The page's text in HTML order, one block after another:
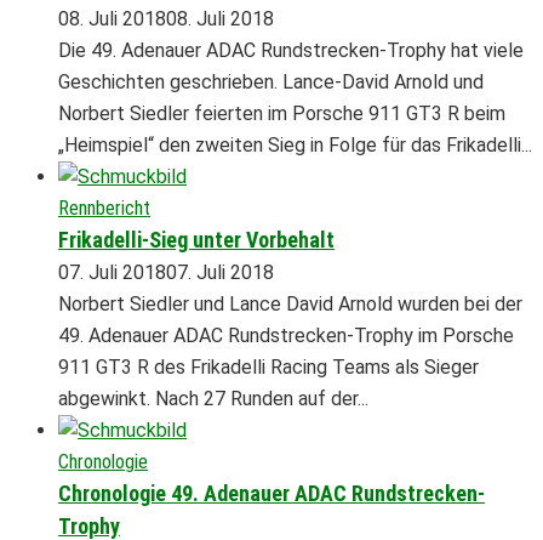
08. Juli 201808. Juli 2018
Die 49. Adenauer ADAC Rundstrecken-Trophy hat viele
Geschichten geschrieben. Lance-David Arnold und
Norbert Siedler feierten im Porsche 911 GT3 R beim
„Heimspiel“ den zweiten Sieg in Folge für das Frikadelli...
Rennbericht
Frikadelli-Sieg unter Vorbehalt
07. Juli 201807. Juli 2018
Norbert Siedler und Lance David Arnold wurden bei der
49. Adenauer ADAC Rundstrecken-Trophy im Porsche
911 GT3 R des Frikadelli Racing Teams als Sieger
abgewinkt. Nach 27 Runden auf der...
Chronologie
Chronologie 49. Adenauer ADAC Rundstrecken-
Trophy